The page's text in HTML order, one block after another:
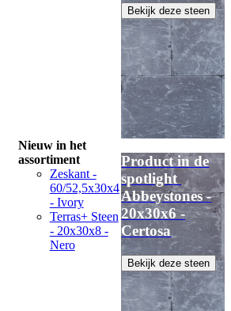
Bekijk deze steen
Nieuw in het
assortiment
Zeskant -
60/52,5x30x4
- Ivory
Terras+ Steen
- 20x30x8 -
Nero
Product in de
spotlight
Abbeystones -
20x30x6 -
Certosa
Bekijk deze steen